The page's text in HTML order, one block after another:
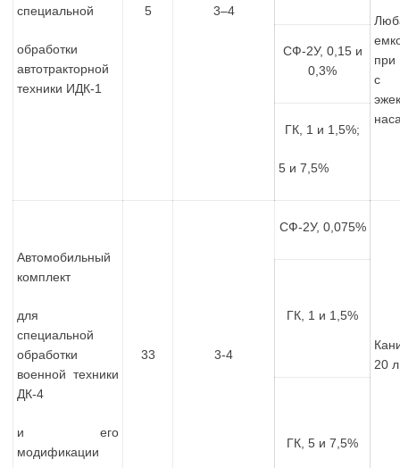
специальной
обработки
автотракторной
техники ИДК-1
5 3–4
при
с
СФ-2У, 0,15 и
0,3%
ГК, 1 и 1,5%;
5 и 7,5%
Автомобильный
комплект
для
специальной
обработки
военной техники
ДК-4
и его
модификации
33 3-4
СФ-2У, 0,075%
20 л
ГК, 1 и 1,5%
ГК, 5 и 7,5%